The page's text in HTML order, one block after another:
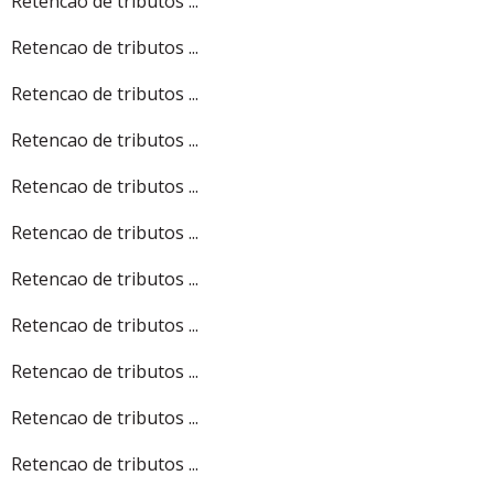
Retencao de tributos ...
Retencao de tributos ...
Retencao de tributos ...
Retencao de tributos ...
Retencao de tributos ...
Retencao de tributos ...
Retencao de tributos ...
Retencao de tributos ...
Retencao de tributos ...
Retencao de tributos ...